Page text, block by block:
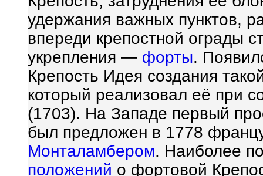
удержания важных пунктов,
впереди крепостной ограды
укрепления — форты.
Крепость Идея создания
который реализовал её при
(1703). На Западе первый
был предложен в 1778
Монталамбером. Наиболее
положений о фортовой